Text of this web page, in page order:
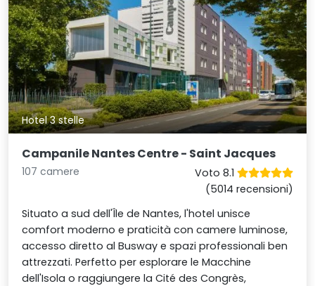
Hotel 3 stelle
Campanile Nantes Centre - Saint Jacques
107 camere
Voto 8.1
(5014 recensioni)
Situato a sud dell'Île de Nantes, l'hotel unisce
comfort moderno e praticità con camere luminose,
accesso diretto al Busway e spazi professionali ben
attrezzati. Perfetto per esplorare le Macchine
dell'Isola o raggiungere la Cité des Congrès,